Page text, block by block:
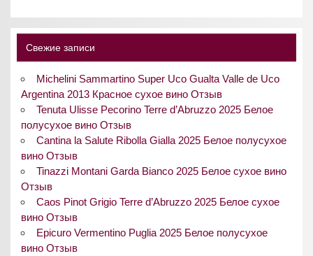
Свежие записи
Michelini Sammartino Super Uco Gualta Valle de Uco
Argentina 2013 Красное сухое вино Отзыв
Tenuta Ulisse Pecorino Terre d’Abruzzo 2025 Белое
полусухое вино Отзыв
Cantina la Salute Ribolla Gialla 2025 Белое полусухое
вино Отзыв
Tinazzi Montani Garda Bianco 2025 Белое сухое вино
Отзыв
Caos Pinot Grigio Terre d’Abruzzo 2025 Белое сухое
вино Отзыв
Epicuro Vermentino Puglia 2025 Белое полусухое
вино Отзыв